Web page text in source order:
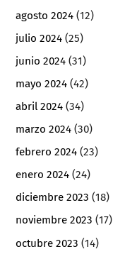
agosto 2024 (12)
julio 2024 (25)
junio 2024 (31)
mayo 2024 (42)
abril 2024 (34)
marzo 2024 (30)
febrero 2024 (23)
enero 2024 (24)
diciembre 2023 (18)
noviembre 2023 (17)
octubre 2023 (14)